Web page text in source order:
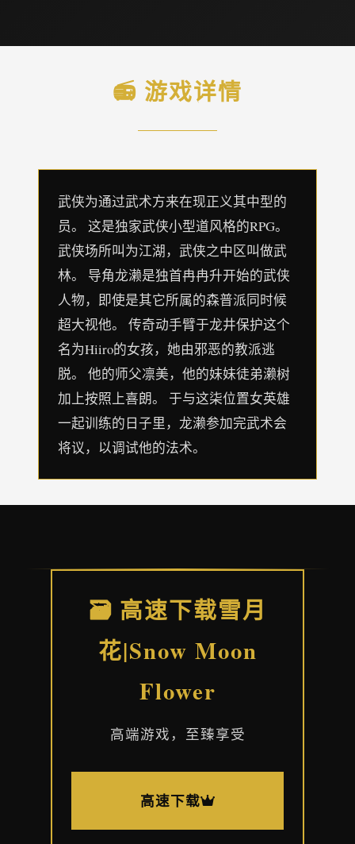
📻 游戏详情
武侠为通过武术方来在现正义其中型的
员。 这是独家武侠小型道风格的RPG。
武侠场所叫为江湖，武侠之中区叫做武
林。 导角龙濑是独首冉冉升开始的武侠
人物，即使是其它所属的森普派同时候
超大视他。 传奇动手臂于龙井保护这个
名为Hiiro的女孩，她由邪恶的教派逃
脱。 他的师父凛美，他的妹妹徒弟濑树
加上按照上喜朗。 于与这柒位置女英雄
一起训练的日子里，龙濑参加完武术会
将议，以调试他的法术。
🗃️ 高速下载雪月
花|Snow Moon
Flower
高端游戏，至臻享受
高速下载